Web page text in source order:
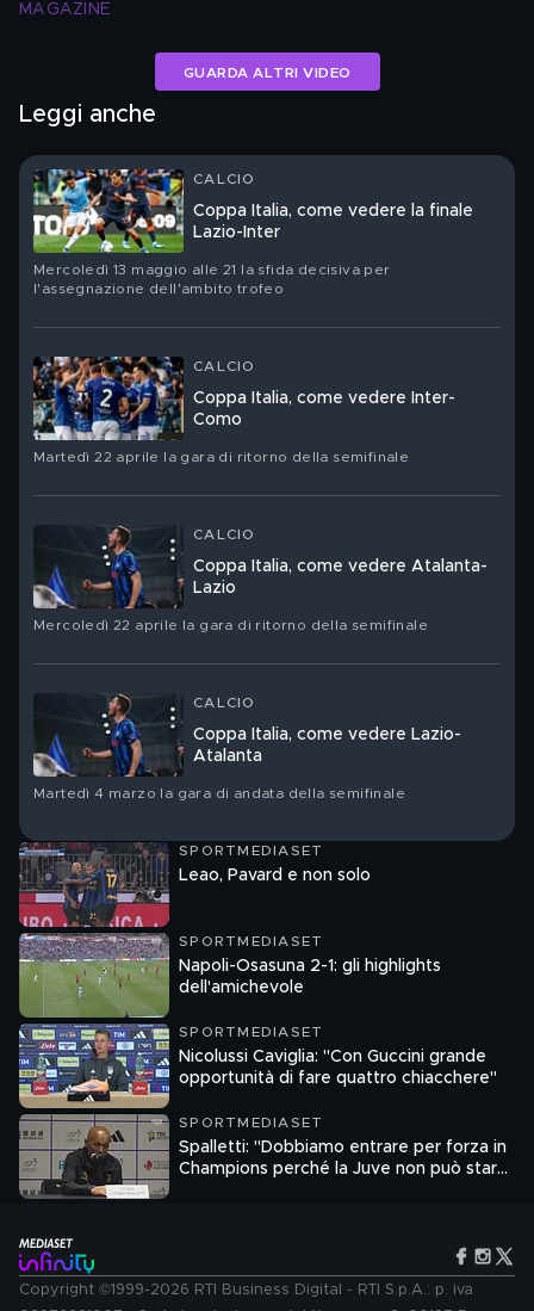
MAGAZINE
GUARDA ALTRI VIDEO
Leggi anche
CALCIO
Coppa Italia, come vedere la finale
Lazio-Inter
Mercoledì 13 maggio alle 21 la sfida decisiva per
l'assegnazione dell'ambito trofeo
CALCIO
Coppa Italia, come vedere Inter-
Como
Martedì 22 aprile la gara di ritorno della semifinale
CALCIO
Coppa Italia, come vedere Atalanta-
Lazio
Mercoledì 22 aprile la gara di ritorno della semifinale
CALCIO
Coppa Italia, come vedere Lazio-
Atalanta
Martedì 4 marzo la gara di andata della semifinale
SPORTMEDIASET
Leao, Pavard e non solo
SPORTMEDIASET
Napoli-Osasuna 2-1: gli highlights
dell'amichevole
SPORTMEDIASET
Nicolussi Caviglia: "Con Guccini grande
opportunità di fare quattro chiacchere"
SPORTMEDIASET
Spalletti: "Dobbiamo entrare per forza in
Champions perché la Juve non può stare
Copyright ©1999-2026 RTI Business Digital - RTI S.p.A.: p. iva